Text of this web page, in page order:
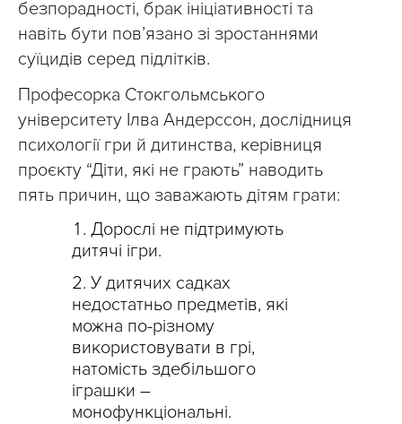
безпорадності, брак ініціативності та
навіть бути пов’язано зі зростаннями
суїцидів серед підлітків.
Професорка Стокгольмського
університету Ілва Андерссон, дослідниця
психології гри й дитинства, керівниця
проєкту “Діти, які не грають” наводить
пять причин, що заважають дітям грати:
Дорослі не підтримують
дитячі ігри.
У дитячих садках
недостатньо предметів, які
можна по-різному
використовувати в грі,
натомість здебільшого
іграшки –
монофункціональні.